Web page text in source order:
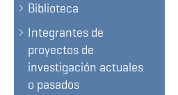
Biblioteca
Integrantes de
proyectos de
investigación actuales
o pasados